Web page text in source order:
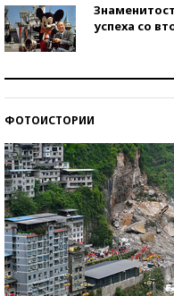
успеха со
ФОТОИСТОРИИ